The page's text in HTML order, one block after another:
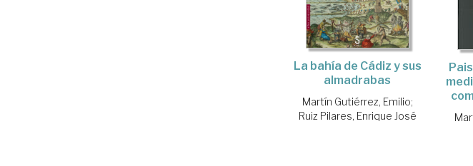
La bahía de Cádiz y sus
almadrabas
Martín Gutiérrez, Emilio;
Ruiz Pilares, Enrique José